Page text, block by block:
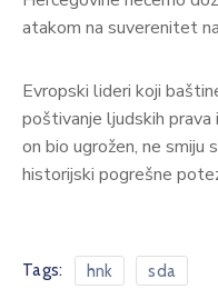
atakom na suverenitet
Evropski lideri koji
poštivanje ljudskih
on bio ugrožen, ne
historijski pogrešne
Tags: hnk sda